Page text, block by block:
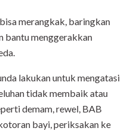
merangkak, baringkan
bantu menggerakkan
lakukan untuk mengatasi
tidak membaik atau
demam, rewel, BAB
bayi, periksakan ke